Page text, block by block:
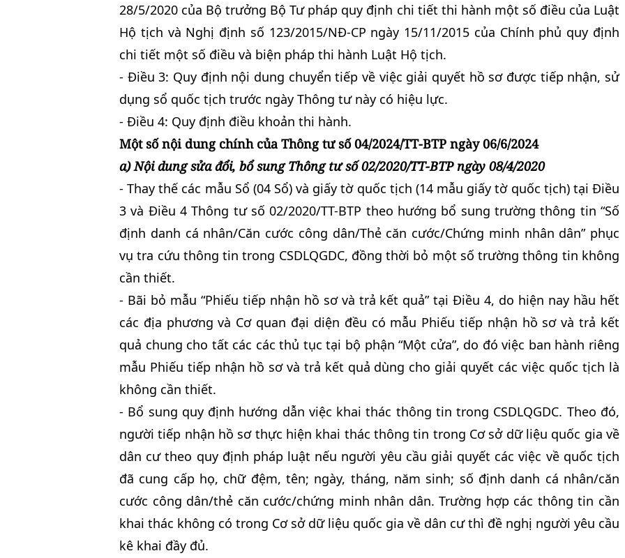
28/5/2020 của Bộ trưởng Bộ Tư pháp quy định chi tiết thi hành một số điều của Luật
Hộ tịch và Nghị định số 123/2015/NĐ-CP ngày 15/11/2015 của Chính phủ quy định
chi tiết một số điều và biện pháp thi hành Luật Hộ tịch.
- Điều 3: Quy định nội dung chuyển tiếp về việc giải quyết hồ sơ được tiếp nhận, sử
dụng sổ quốc tịch trước ngày Thông tư này có hiệu lực.
- Điều 4: Quy định điều khoản thi hành.
Một số nội dung chính của Thông tư số 04/2024/TT-BTP ngày 06/6/2024
a) Nội dung sửa đổi, bổ sung Thông tư số 02/2020/TT-BTP ngày 08/4/2020
- Thay thế các mẫu Sổ (04 Sổ) và giấy tờ quốc tịch (14 mẫu giấy tờ quốc tịch) tại Điều
3 và Điều 4 Thông tư số 02/2020/TT-BTP theo hướng bổ sung trường thông tin “Số
định danh cá nhân/Căn cước công dân/Thẻ căn cước/Chứng minh nhân dân” phục
vụ tra cứu thông tin trong CSDLQGDC, đồng thời bỏ một số trường thông tin không
cần thiết.
- Bãi bỏ mẫu “Phiếu tiếp nhận hồ sơ và trả kết quả” tại Điều 4, do hiện nay hầu hết
các địa phương và Cơ quan đại diện đều có mẫu Phiếu tiếp nhận hồ sơ và trả kết
quả chung cho tất các các thủ tục tại bộ phận “Một cửa”, do đó việc ban hành riêng
mẫu Phiếu tiếp nhận hồ sơ và trả kết quả dùng cho giải quyết các việc quốc tịch là
không cần thiết.
- Bổ sung quy định hướng dẫn việc khai thác thông tin trong CSDLQGDC. Theo đó,
người tiếp nhận hồ sơ thực hiện khai thác thông tin trong Cơ sở dữ liệu quốc gia về
dân cư theo quy định pháp luật nếu người yêu cầu giải quyết các việc về quốc tịch
đã cung cấp họ, chữ đệm, tên; ngày, tháng, năm sinh; số định danh cá nhân/căn
cước công dân/thẻ căn cước/chứng minh nhân dân. Trường hợp các thông tin cần
khai thác không có trong Cơ sở dữ liệu quốc gia về dân cư thì đề nghị người yêu cầu
kê khai đầy đủ.